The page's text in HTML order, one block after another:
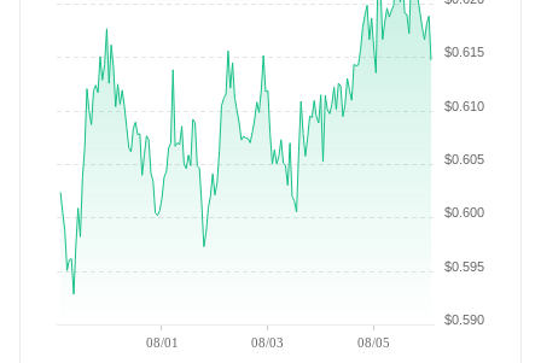
08/01 08/03 08/05
$0.590
$0.595
$0.600
$0.605
$0.610
$0.615